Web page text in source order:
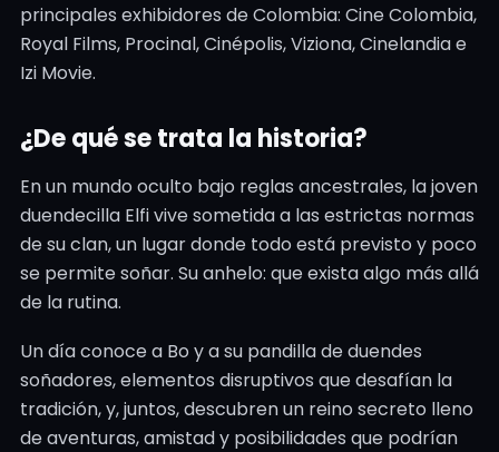
principales exhibidores de Colombia: Cine Colombia,
Royal Films, Procinal, Cinépolis, Viziona, Cinelandia e
Izi Movie.
¿De qué se trata la historia?
En un mundo oculto bajo reglas ancestrales, la joven
duendecilla Elfi vive sometida a las estrictas normas
de su clan, un lugar donde todo está previsto y poco
se permite soñar. Su anhelo: que exista algo más allá
de la rutina.
Un día conoce a Bo y a su pandilla de duendes
soñadores, elementos disruptivos que desafían la
tradición, y, juntos, descubren un reino secreto lleno
de aventuras, amistad y posibilidades que podrían